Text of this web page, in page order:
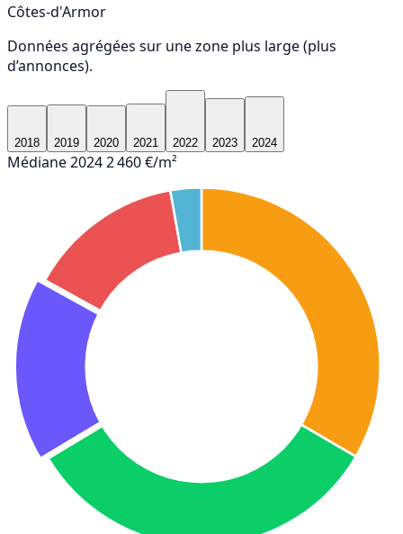
Côtes-d'Armor
Données agrégées sur une zone plus large (plus
d’annonces).
2018 2019 2020 2021 2022 2023 2024
Médiane 20242 460 €/m²